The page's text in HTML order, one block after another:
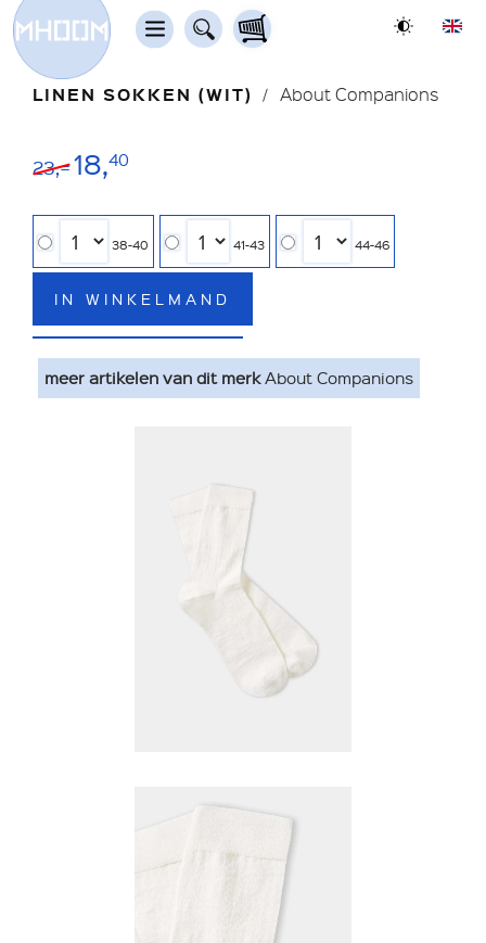
LINEN SOKKEN (WIT) About Companions
23,=18,40
38-40 41-43 44-46
IN WINKELMAND
meer artikelen van dit merkAbout Companions